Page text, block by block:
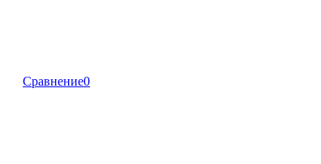
Сравнение0